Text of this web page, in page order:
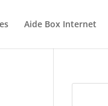
Aide Box Internet